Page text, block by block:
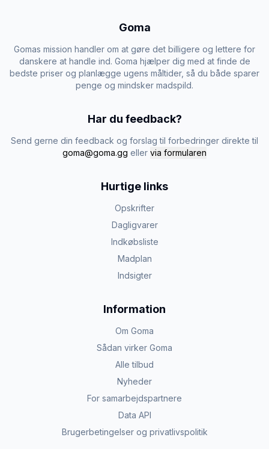
Goma
Gomas mission handler om at gøre det billigere og lettere for
danskere at handle ind. Goma hjælper dig med at finde de
bedste priser og planlægge ugens måltider, så du både sparer
penge og mindsker madspild.
Har du feedback?
Send gerne din feedback og forslag til forbedringer direkte til
goma@goma.gg eller via formularen
Hurtige links
Opskrifter
Dagligvarer
Indkøbsliste
Madplan
Indsigter
Information
Om Goma
Sådan virker Goma
Alle tilbud
Nyheder
For samarbejdspartnere
Data API
Brugerbetingelser og privatlivspolitik